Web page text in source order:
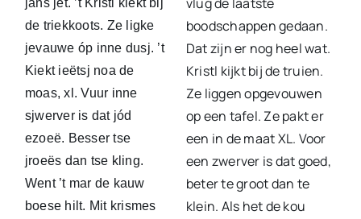
jans jet. ’t Kristl kiekt bij
de triekkoots. Ze ligke
jevauwe óp inne dusj. ’t
Kiekt ieëtsj noa de
moas, xl. Vuur inne
sjwerver is dat jód
ezoeë. Besser tse
jroeës dan tse kling.
Went ’t mar de kauw
boese hilt. Mit krismes
boodschappen gedaan.
Dat zijn er nog heel wat.
Kristl kijkt bij de truien.
Ze liggen opgevouwen
op een tafel. Ze pakt er
een in de maat XL. Voor
een zwerver is dat goed,
beter te groot dan te
klein. Als het de kou